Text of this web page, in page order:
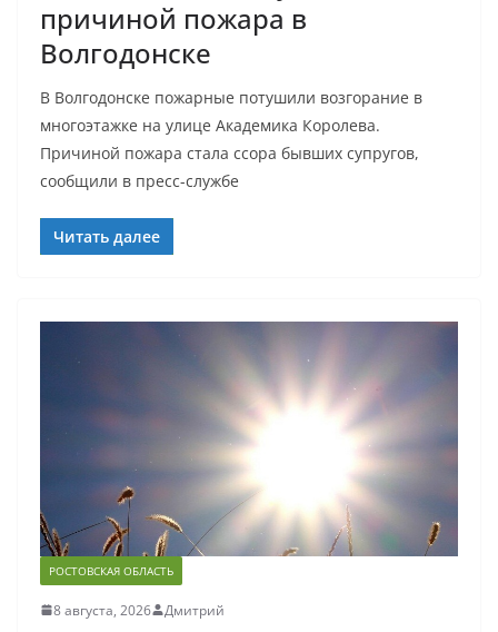
причиной пожара в
Волгодонске
В Волгодонске пожарные потушили возгорание в
многоэтажке на улице Академика Королева.
Причиной пожара стала ссора бывших супругов,
сообщили в пресс-службе
Читать далее
РОСТОВСКАЯ ОБЛАСТЬ
8 августа, 2026 Дмитрий